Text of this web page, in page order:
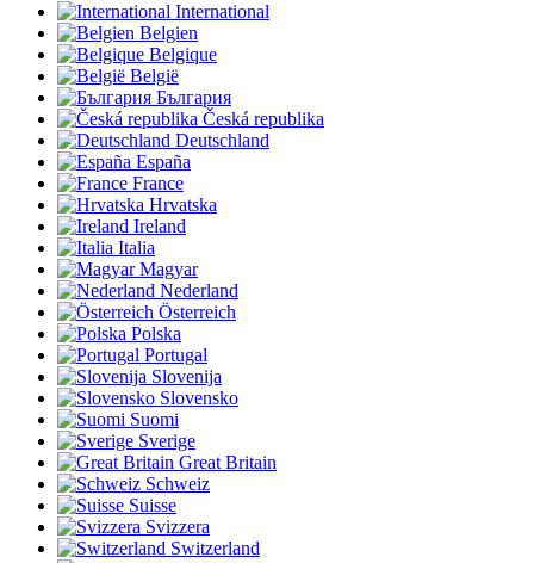
International
Belgien
Belgique
België
България
Česká republika
Deutschland
España
France
Hrvatska
Ireland
Italia
Magyar
Nederland
Österreich
Polska
Portugal
Slovenija
Slovensko
Suomi
Sverige
Great Britain
Schweiz
Suisse
Svizzera
Switzerland